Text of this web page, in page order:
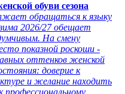
обуви сезона
обращаться к языку
2026/27 обещает
На смену
показной роскоши -
оттенков женской
доверие к
и желание находить